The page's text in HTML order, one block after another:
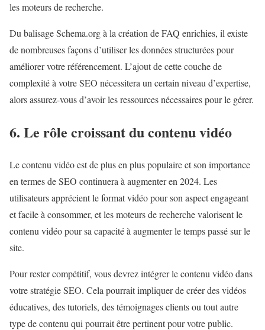
les moteurs de recherche.
Du balisage Schema.org à la création de FAQ enrichies, il existe
de nombreuses façons d’utiliser les données structurées pour
améliorer votre référencement. L’ajout de cette couche de
complexité à votre SEO nécessitera un certain niveau d’expertise,
alors assurez-vous d’avoir les ressources nécessaires pour le gérer.
6. Le rôle croissant du contenu vidéo
Le contenu vidéo est de plus en plus populaire et son importance
en termes de SEO continuera à augmenter en 2024. Les
utilisateurs apprécient le format vidéo pour son aspect engageant
et facile à consommer, et les moteurs de recherche valorisent le
contenu vidéo pour sa capacité à augmenter le temps passé sur le
site.
Pour rester compétitif, vous devrez intégrer le contenu vidéo dans
votre stratégie SEO. Cela pourrait impliquer de créer des vidéos
éducatives, des tutoriels, des témoignages clients ou tout autre
type de contenu qui pourrait être pertinent pour votre public.